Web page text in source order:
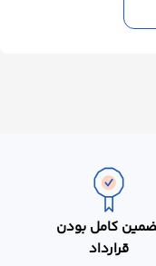
سوله
در تدوین آن
کامل بودن
قرارداد